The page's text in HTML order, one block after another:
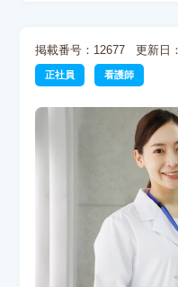
掲載番号：12677 更新日
正社員 看護師